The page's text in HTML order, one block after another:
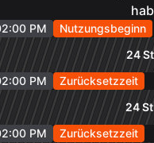
PM
Nutzungsbeginn
24
PM
Zurücksetzzeit
24
PM
Zurücksetzzeit